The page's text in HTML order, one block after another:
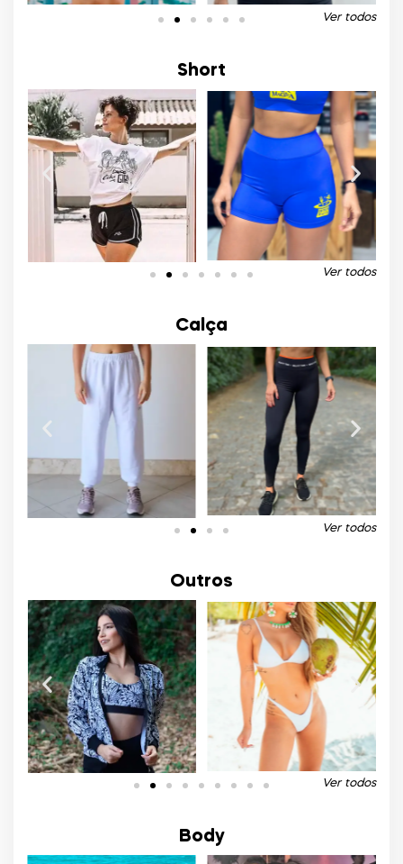
Ver todos
Short
Ver todos
Calça
Ver todos
Outros
Ver todos
Body